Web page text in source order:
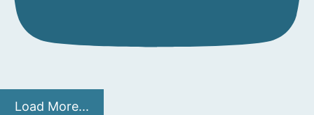
Load More...